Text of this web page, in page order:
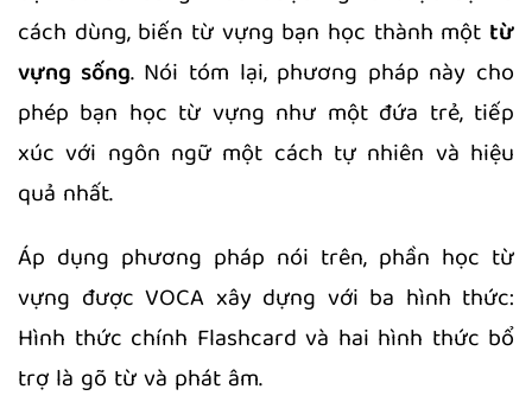
cách dùng, biến từ vựng bạn học thành một từ
vựng sống. Nói tóm lại, phương pháp này cho
phép bạn học từ vựng như một đứa trẻ, tiếp
xúc với ngôn ngữ một cách tự nhiên và hiệu
quả nhất.
Áp dụng phương pháp nói trên, phần học từ
vựng được VOCA xây dựng với ba hình thức:
Hình thức chính Flashcard và hai hình thức bổ
trợ là gõ từ và phát âm.